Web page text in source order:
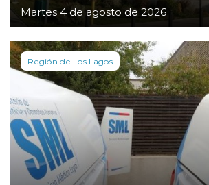
Martes 4 de agosto de 2026
Región de Los Lagos